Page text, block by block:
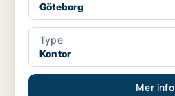
Göteborg
Type
Kontor
Mer info